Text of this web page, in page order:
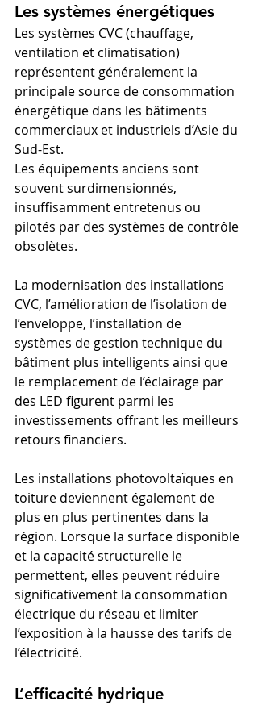
Les systèmes énergétiques
Les systèmes CVC (chauffage,
ventilation et climatisation)
représentent généralement la
principale source de consommation
énergétique dans les bâtiments
commerciaux et industriels d’Asie du
Sud-Est.
Les équipements anciens sont
souvent surdimensionnés,
insuffisamment entretenus ou
pilotés par des systèmes de contrôle
obsolètes.
La modernisation des installations
CVC, l’amélioration de l’isolation de
l’enveloppe, l’installation de
systèmes de gestion technique du
bâtiment plus intelligents ainsi que
le remplacement de l’éclairage par
des LED figurent parmi les
investissements offrant les meilleurs
retours financiers.
Les installations photovoltaïques en
toiture deviennent également de
plus en plus pertinentes dans la
région. Lorsque la surface disponible
et la capacité structurelle le
permettent, elles peuvent réduire
significativement la consommation
électrique du réseau et limiter
l’exposition à la hausse des tarifs de
l’électricité.
L’efficacité hydrique